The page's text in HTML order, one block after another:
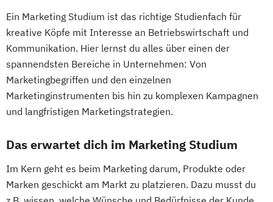
Ein Marketing Studium ist das richtige Studienfach für
kreative Köpfe mit Interesse an Betriebswirtschaft und
Kommunikation. Hier lernst du alles über einen der
spannendsten Bereiche in Unternehmen: Von
Marketingbegriffen und den einzelnen
Marketinginstrumenten bis hin zu komplexen Kampagnen
und langfristigen Marketingstrategien.
Das erwartet dich im Marketing Studium
Im Kern geht es beim Marketing darum, Produkte oder
Marken geschickt am Markt zu platzieren. Dazu musst du